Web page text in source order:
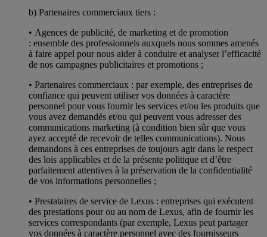
b) Partenaires commerciaux tiers :
• Agences de publicité, de marketing et de promotion
: ensemble des professionnels auxquels nous sommes amenés
à faire appel pour nous aider à conduire et analyser l’efficacité
de nos campagnes publicitaires et promotions ;
• Partenaires commerciaux : par exemple, des entreprises de
confiance qui peuvent utiliser vos données à caractère
personnel pour vous fournir les services et/ou les produits que
vous avez demandés et/ou qui peuvent vous adresser des
communications marketing (à condition bien sûr que vous
ayez accepté de recevoir de telles communications). Nous
demandons à ces entreprises de toujours agir dans le respect
des lois applicables et de la présente politique et d’être
parfaitement attentives à la préservation de la confidentialité
de vos informations personnelles ;
• Prestataires de service de Lexus : entreprises qui exécutent
des prestations pour ou au nom de Lexus, afin de fournir les
services correspondants (par exemple, Lexus peut partager
vos données à caractère personnel avec des fournisseurs